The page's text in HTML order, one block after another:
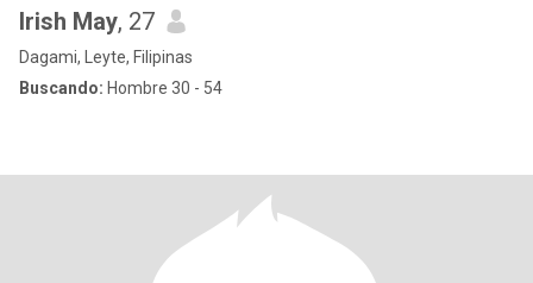
Irish May, 27
Dagami, Leyte, Filipinas
Buscando: Hombre 30 - 54